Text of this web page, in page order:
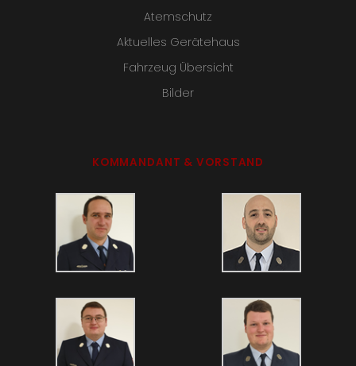
Atemschutz
Aktuelles Gerätehaus
Fahrzeug Übersicht
Bilder
KOMMANDANT & VORSTAND